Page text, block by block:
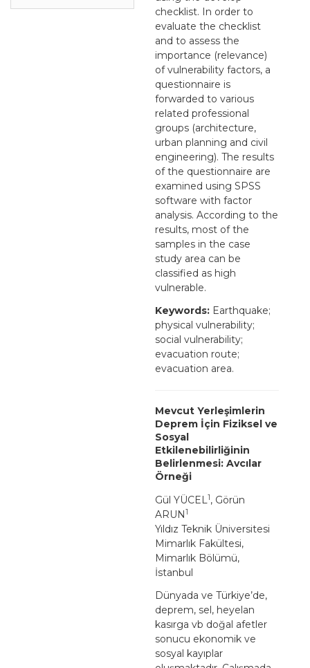
checklist. In order to
evaluate the checklist
and to assess the
importance (relevance)
of vulnerability factors, a
questionnaire is
forwarded to various
related professional
groups (architecture,
urban planning and civil
engineering). The results
of the questionnaire are
examined using SPSS
software with factor
analysis. According to the
results, most of the
samples in the case
study area can be
classified as high
vulnerable.
Keywords: Earthquake;
physical vulnerability;
social vulnerability;
evacuation route;
evacuation area.
Mevcut Yerleşimlerin
Deprem İçin Fiziksel ve
Sosyal
Etkilenebilirliğinin
Belirlenmesi: Avcılar
Örneği
Gül YÜCEL1, Görün
ARUN1
Yıldız Teknik Üniversitesi
Mimarlık Fakültesi,
Mimarlık Bölümü,
İstanbul
Dünyada ve Türkiye’de,
deprem, sel, heyelan
kasırga vb doğal afetler
sonucu ekonomik ve
sosyal kayıplar